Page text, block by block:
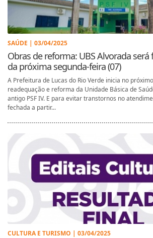
SAÚDE | 03/04/2025
Obras de reforma: UBS Alvorada
da próxima segunda-feira (07)
A Prefeitura de Lucas do Rio Verde inicia no
readequação e reforma da Unidade Básica de
antigo PSF IV. E para evitar transtornos no
fechada a partir...
CULTURA E TURISMO | 03/04/2025